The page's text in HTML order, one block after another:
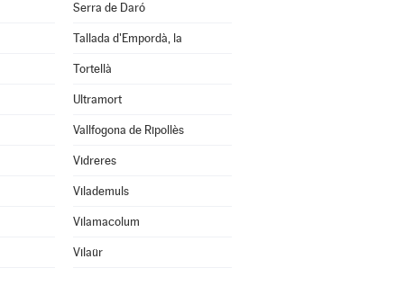
Serra de Daró
Tallada d'Empordà, la
Tortellà
Ultramort
Vallfogona de Ripollès
Vidreres
Vilademuls
Vilamacolum
Vilaür